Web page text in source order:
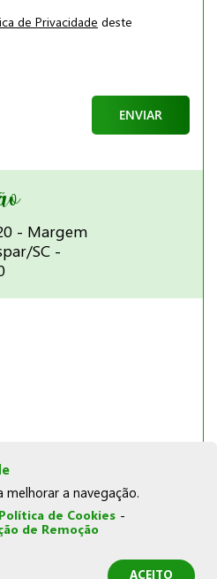
de Privacidade deste
- Margem
SC -
Novelos |Política de Cookies
melhorar a navegação.
Política de Cookies -
de Remoção
ACEITO